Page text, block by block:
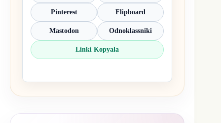
Pinterest Flipboard
Mastodon Odnoklassniki
Linki Kopyala